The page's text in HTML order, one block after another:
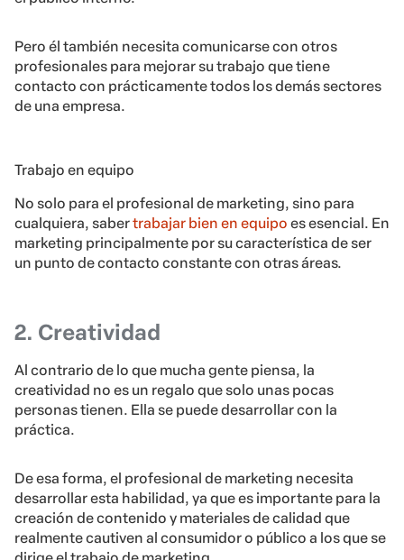
Pero él también necesita comunicarse con otros
profesionales para mejorar su trabajo que tiene
contacto con prácticamente todos los demás sectores
de una empresa.
Trabajo en equipo
No solo para el profesional de marketing, sino para
cualquiera, sabertrabajar bien en equipo es esencial. En
marketing principalmente por su característica de ser
un punto de contacto constante con otras áreas.
2. Creatividad
Al contrario de lo que mucha gente piensa, la
creatividad no es un regalo que solo unas pocas
personas tienen. Ella se puede desarrollar con la
práctica.
De esa forma, el profesional de marketing necesita
desarrollar esta habilidad, ya que es importante para la
creación de contenido y materiales de calidad que
realmente cautiven al consumidor o público a los que se